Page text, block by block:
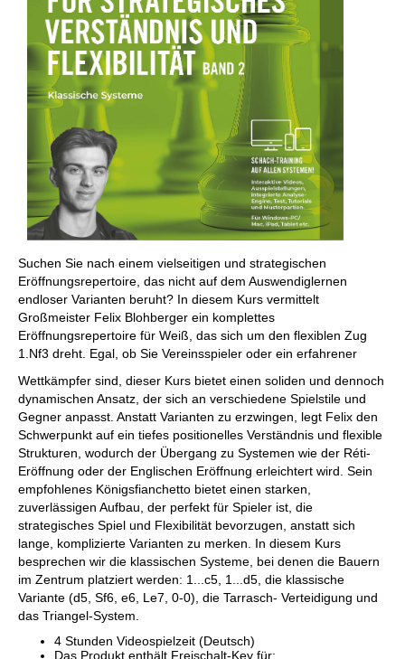
Suchen Sie nach einem vielseitigen und strategischen
Eröffnungsrepertoire, das nicht auf dem Auswendiglernen
endloser Varianten beruht? In diesem Kurs vermittelt
Großmeister Felix Blohberger ein komplettes
Eröffnungsrepertoire für Weiß, das sich um den flexiblen Zug
1.Nf3 dreht. Egal, ob Sie Vereinsspieler oder ein erfahrener
Wettkämpfer sind, dieser Kurs bietet einen soliden und dennoch
dynamischen Ansatz, der sich an verschiedene Spielstile und
Gegner anpasst. Anstatt Varianten zu erzwingen, legt Felix den
Schwerpunkt auf ein tiefes positionelles Verständnis und flexible
Strukturen, wodurch der Übergang zu Systemen wie der Réti-
Eröffnung oder der Englischen Eröffnung erleichtert wird. Sein
empfohlenes Königsfianchetto bietet einen starken,
zuverlässigen Aufbau, der perfekt für Spieler ist, die
strategisches Spiel und Flexibilität bevorzugen, anstatt sich
lange, komplizierte Varianten zu merken. In diesem Kurs
besprechen wir die klassischen Systeme, bei denen die Bauern
im Zentrum platziert werden: 1...c5, 1...d5, die klassische
Variante (d5, Sf6, e6, Le7, 0-0), die Tarrasch- Verteidigung und
das Triangel-System.
4 Stunden Videospielzeit (Deutsch)
Das Produkt enthält Freischalt-Key für: